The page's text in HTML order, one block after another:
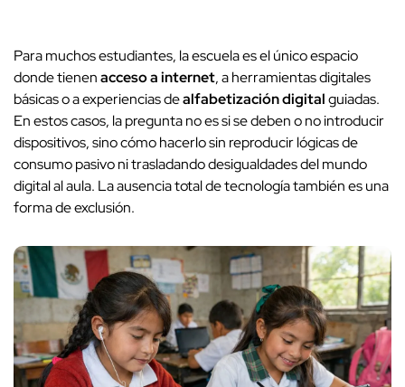
Para muchos estudiantes, la escuela es el único espacio
donde tienenacceso a internet, a herramientas digitales
básicas o a experiencias dealfabetización digitalguiadas.
En estos casos, la pregunta no es si se deben o no introducir
dispositivos, sino cómo hacerlo sin reproducir lógicas de
consumo pasivo ni trasladando desigualdades del mundo
digital al aula. La ausencia total de tecnología también es una
forma de exclusión.